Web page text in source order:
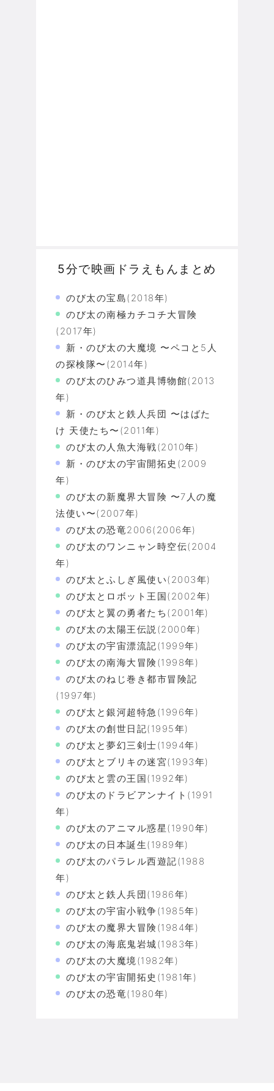
5分で映画ドラえもんまとめ
のび太の宝島(2018年)
のび太の南極カチコチ大冒険
(2017年)
新・のび太の大魔境 〜ペコと5人
の探検隊〜(2014年)
のび太のひみつ道具博物館(2013
年)
新・のび太と鉄人兵団 〜はばた
け 天使たち〜(2011年)
のび太の人魚大海戦(2010年)
新・のび太の宇宙開拓史(2009
年)
のび太の新魔界大冒険 〜7人の魔
法使い〜(2007年)
のび太の恐竜2006(2006年)
のび太のワンニャン時空伝(2004
年)
のび太とふしぎ風使い(2003年)
のび太とロボット王国(2002年)
のび太と翼の勇者たち(2001年)
のび太の太陽王伝説(2000年)
のび太の宇宙漂流記(1999年)
のび太の南海大冒険(1998年)
のび太のねじ巻き都市冒険記
(1997年)
のび太と銀河超特急(1996年)
のび太の創世日記(1995年)
のび太と夢幻三剣士(1994年)
のび太とブリキの迷宮(1993年)
のび太と雲の王国(1992年)
のび太のドラビアンナイト(1991
年)
のび太のアニマル惑星(1990年)
のび太の日本誕生(1989年)
のび太のパラレル西遊記(1988
年)
のび太と鉄人兵団(1986年)
のび太の宇宙小戦争(1985年)
のび太の魔界大冒険(1984年)
のび太の海底鬼岩城(1983年)
のび太の大魔境(1982年)
のび太の宇宙開拓史(1981年)
のび太の恐竜(1980年)